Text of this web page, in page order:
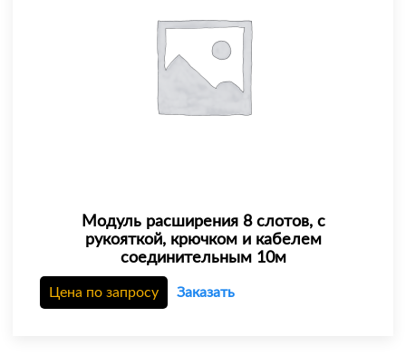
Модуль расширения 8 слотов, с
рукояткой, крючком и кабелем
соединительным 10м
Цена по запросу Заказать